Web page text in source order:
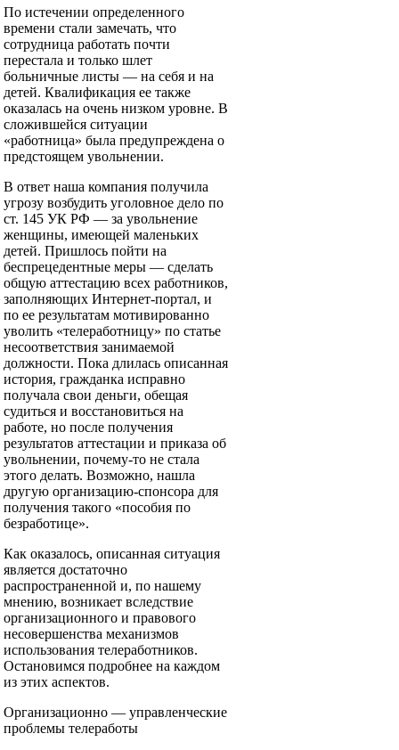
По истечении определенного
времени стали замечать, что
сотрудница работать почти
перестала и только шлет
больничные листы — на себя и на
детей. Квалификация ее также
оказалась на очень низком уровне. В
сложившейся ситуации
«работница» была предупреждена о
предстоящем увольнении.
В ответ наша компания получила
угрозу возбудить уголовное дело по
ст. 145 УК РФ — за увольнение
женщины, имеющей маленьких
детей. Пришлось пойти на
беспрецедентные меры — сделать
общую аттестацию всех работников,
заполняющих Интернет-портал, и
по ее результатам мотивированно
уволить «телеработницу» по статье
несоответствия занимаемой
должности. Пока длилась описанная
история, гражданка исправно
получала свои деньги, обещая
судиться и восстановиться на
работе, но после получения
результатов аттестации и приказа об
увольнении, почему-то не стала
этого делать. Возможно, нашла
другую организацию-спонсора для
получения такого «пособия по
безработице».
Как оказалось, описанная ситуация
является достаточно
распространенной и, по нашему
мнению, возникает вследствие
организационного и правового
несовершенства механизмов
использования телеработников.
Остановимся подробнее на каждом
из этих аспектов.
Организационно — управленческие
проблемы телеработы